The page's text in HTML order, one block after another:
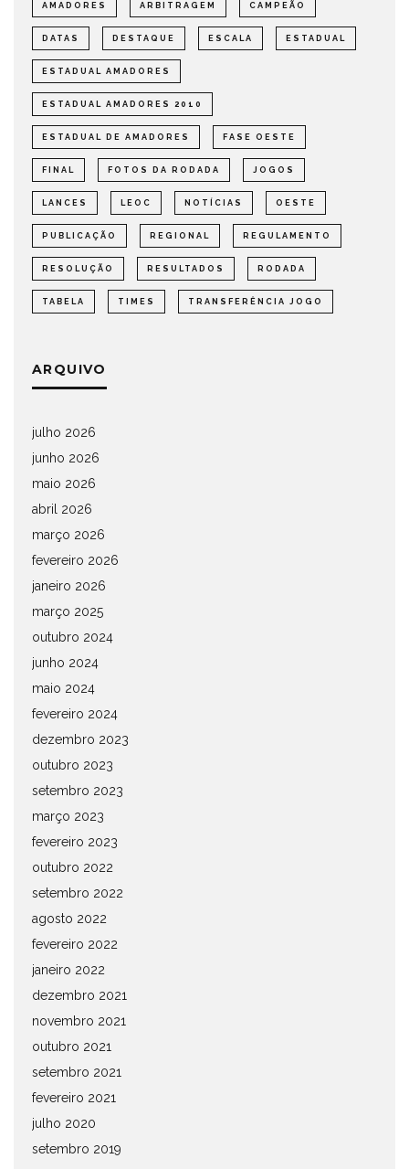
AMADORES ARBITRAGEM CAMPEÃO
DATAS DESTAQUE ESCALA ESTADUAL
ESTADUAL AMADORES
ESTADUAL AMADORES 2010
ESTADUAL DE AMADORES FASE OESTE
FINAL FOTOS DA RODADA JOGOS
LANCES LEOC NOTÍCIAS OESTE
PUBLICAÇÃO REGIONAL REGULAMENTO
RESOLUÇÃO RESULTADOS RODADA
TABELA TIMES TRANSFERÊNCIA JOGO
ARQUIVO
julho 2026
junho 2026
maio 2026
abril 2026
março 2026
fevereiro 2026
janeiro 2026
março 2025
outubro 2024
junho 2024
maio 2024
fevereiro 2024
dezembro 2023
outubro 2023
setembro 2023
março 2023
fevereiro 2023
outubro 2022
setembro 2022
agosto 2022
fevereiro 2022
janeiro 2022
dezembro 2021
novembro 2021
outubro 2021
setembro 2021
fevereiro 2021
julho 2020
setembro 2019